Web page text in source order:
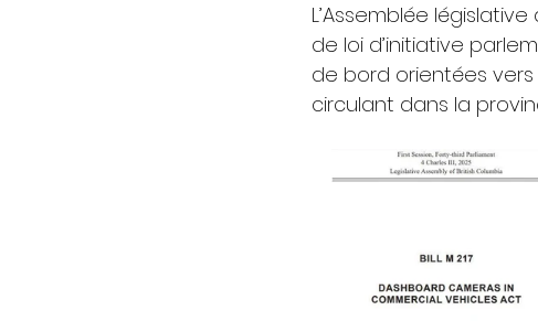
L’Assemblée
de loi d’initiative
de bord orientées vers
circulant dans la